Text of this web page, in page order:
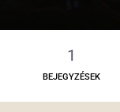
1
BEJEGYZÉSEK